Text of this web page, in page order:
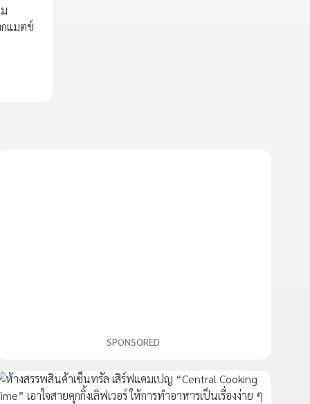
กแมตช์
SPONSORED